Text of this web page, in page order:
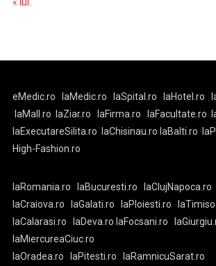
eMedic.ro laMedic.ro laSpital.ro laHotel.ro
laMall.ro
laZiar.ro laFirma.ro laFacultate.ro
laExecutareSilita.ro
laChisinau.ro laBalti.ro
High-Fashion.ro
laRomania.ro laBucuresti.ro laClujNapoca.ro
laCraiova.ro
laGalati.ro laPloiesti.ro
laCalarasi.ro
laDeva.ro laFocsani.ro
laMiercureaCiuc.ro
laOradea.ro
laPitesti.ro
laRamnicuSarat.ro